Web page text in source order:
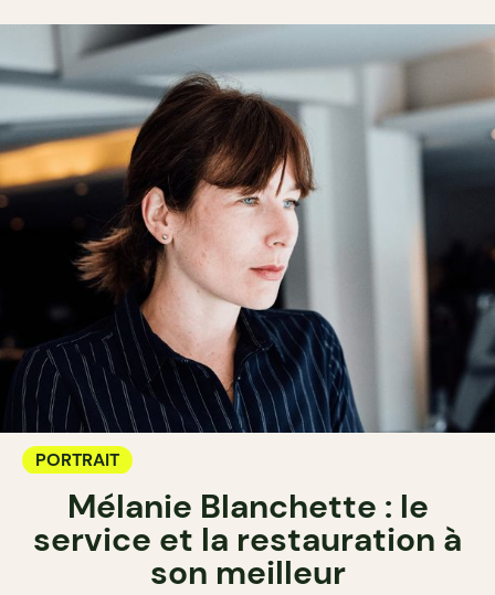
PORTRAIT
Mélanie Blanchette : le
service et la restauration à
son meilleur